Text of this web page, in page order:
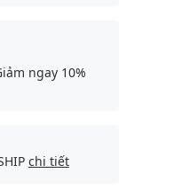
ngay 10%
chi tiết